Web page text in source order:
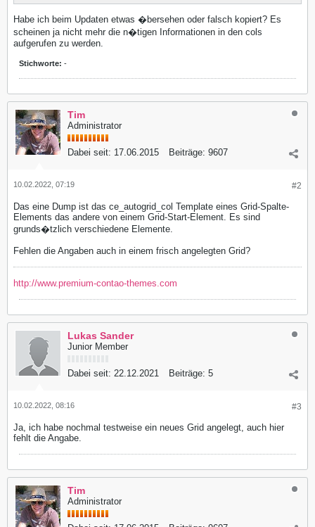
Habe ich beim Updaten etwas �bersehen oder falsch kopiert? Es
scheinen ja nicht mehr die n�tigen Informationen in den cols
aufgerufen zu werden.
Stichworte: -
Tim
Administrator
Dabei seit: 17.06.2015 Beiträge: 9607
#2
10.02.2022, 07:19
Das eine Dump ist das ce_autogrid_col Template eines Grid-Spalte-
Elements das andere von einem Grid-Start-Element. Es sind
grunds�tzlich verschiedene Elemente.
Fehlen die Angaben auch in einem frisch angelegten Grid?
http://www.premium-contao-themes.com
Lukas Sander
Junior Member
Dabei seit: 22.12.2021 Beiträge: 5
#3
10.02.2022, 08:16
Ja, ich habe nochmal testweise ein neues Grid angelegt, auch hier
fehlt die Angabe.
Tim
Administrator